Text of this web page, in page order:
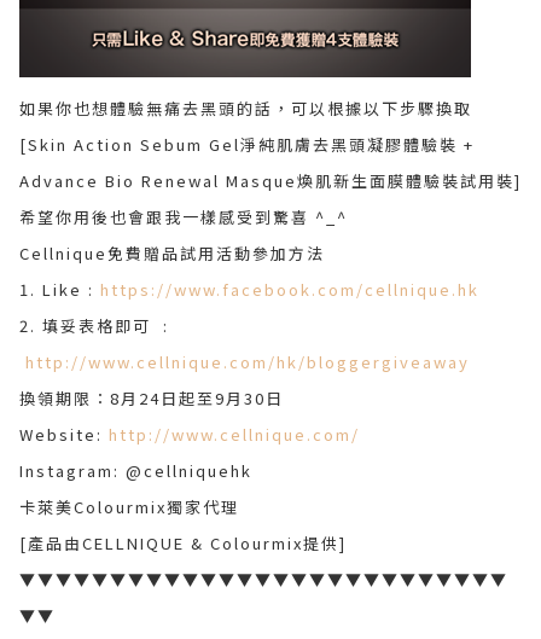
如果你也想體驗無痛去黑頭的話，可以根據以下步驟換取
[Skin Action Sebum Gel淨純肌膚去黑頭凝膠體驗裝 +
Advance Bio Renewal Masque煥肌新生面膜體驗裝試用裝]
希望你用後也會跟我一樣感受到驚喜 ^_^
Cellnique免費贈品試用活動參加方法
1. Like : https://www.facebook.com/cellnique.hk
2. 填妥表格即可 :
http://www.cellnique.com/hk/bloggergiveaway
換領期限：8月24日起至9月30日
Website: http://www.cellnique.com/
Instagram: @cellniquehk
卡萊美Colourmix獨家代理
[產品由CELLNIQUE & Colourmix提供]
▼▼▼▼▼▼▼▼▼▼▼▼▼▼▼▼▼▼▼▼▼▼▼▼▼▼▼
▼▼